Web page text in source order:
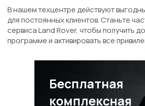
В нашем техцентре действуют
для постоянных клиентов. Станьте
сервиса Land Rover, чтобы получить
программе и активировать все
Бесплатная
комплексная